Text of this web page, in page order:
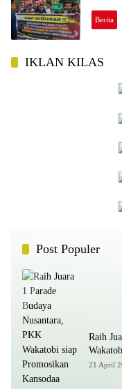
Berita
IKLAN KILAS
Post Populer
Raih
Kancah
21 April